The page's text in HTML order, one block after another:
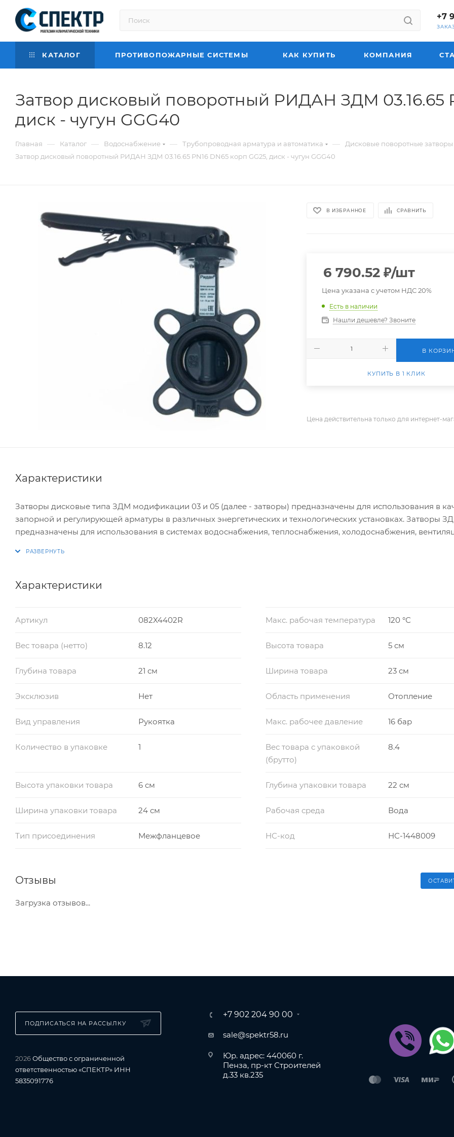
+7
КАТАЛОГ ПРОТИВОПОЖАРНЫЕ СИСТЕМЫ КАК КУПИТЬ КОМПАНИЯ
Затвор дисковый поворотный РИДАН ЗДМ 03.16.65
диск - чугун GGG40
Главная — Каталог — Водоснабжение — Трубопроводная арматура и автоматика — Дисковые поворотные затворы
Затвор дисковый поворотный РИДАН ЗДМ 03.16.65 PN16 DN65 корп GG25, диск - чугун GGG40
В ИЗБРАННОЕ СРАВНИТЬ
6 790.52 ₽/шт
Цена указана с учетом НДС 20%
Есть в наличии
Нашли дешевле? Звоните
В
КУПИТЬ В 1 КЛИК
Цена действительна только для интернет-
Характеристики
Затворы дисковые типа ЗДМ модификации 03 и 05 (далее - затворы) предназначены для использования в
запорной и регулирующей арматуры в различных энергетических и технологических установках. Затворы
предназначены для использования в системах водоснабжения, теплоснабжения, холодоснабжения,
Характеристики
Артикул 082X4402R Макс. рабочая температура 120 °С
Вес товара (нетто) 8.12 Высота товара 5 см
Глубина товара 21 см Ширина товара 23 см
Эксклюзив Нет Область применения Отопление
Вид управления Рукоятка Макс. рабочее давление 16 бар
Количество в упаковке 1
Вес товара с упаковкой
(брутто)
8.4
Высота упаковки товара 6 см Глубина упаковки товара 22 см
Ширина упаковки товара 24 см Рабочая среда Вода
Тип присоединения Межфланцевое НС-код НС-1448009
Отзывы
Загрузка отзывов...
ПОДПИСАТЬСЯ НА РАССЫЛКУ
2026Общество с ограниченной
ответственностью «СПЕКТР» ИНН
5835091776
+7 902 204 90 00
sale@spektr58.ru
Юр. адрес: 440060 г.
Пенза, пр-кт Строителей
д.33 кв.235